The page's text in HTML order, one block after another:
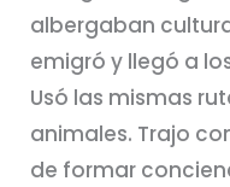
albergaban
emigró y llegó a
Usó las mismas
animales. Trajo
de formar